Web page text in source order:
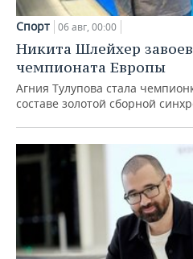
Спорт 06 авг, 00:00
Никита Шлейхер
чемпионата Европы
Агния Тулупова стала
составе золотой сборной